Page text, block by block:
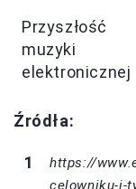
Przyszłość
muzyki
elektronicznej
Źródła:
https://
celowniku-i-